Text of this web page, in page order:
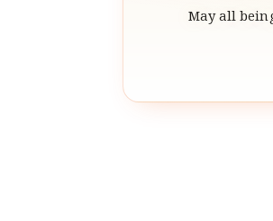
May all